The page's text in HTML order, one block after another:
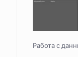
Работа с